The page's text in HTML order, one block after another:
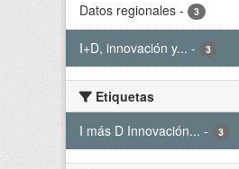
Datos regionales - 3
I+D, innovación y... - 3
Etiquetas
I más D Innovación... - 3